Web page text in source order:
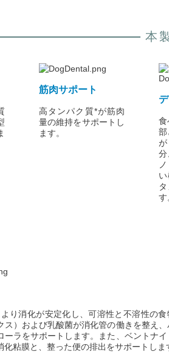
本
筋肉サポート
高タンパク質*が筋肉
量の維持をサポートし
ます。
食
部
分
す
り消化が安定化し、可溶性と不溶性の食
ス）および乳酸菌が消化管の働きを整え、
ーラをサポートします。また、ベントナイ
粘膜と、整った便の排出をサポートしま